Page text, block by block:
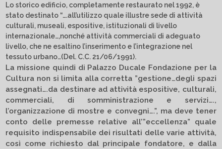
Lo storico edificio, completamente restaurato nel 1992, è
stato destinato “….all’utilizzo quale illustre sede di attività
culturali, museali, espositive, istituzionali di livello
internazionale…,nonché attività commerciali di adeguato
livello, che ne esaltino l’inserimento e l’integrazione nel
tessuto urbano…(Del. C.C. 21/06/1991).
La missione quindi di Palazzo Ducale Fondazione per la
Cultura non si limita alla corretta ”gestione…degli spazi
assegnati….da destinare ad attività espositive, culturali,
commerciali, di somministrazione e servizi….,
l’organizzazione di mostre e convegni….”, ma deve tener
conto delle premesse relative all’”eccellenza” quale
requisito indispensabile dei risultati delle varie attività,
così come richiesto dal principale fondatore, e dalla